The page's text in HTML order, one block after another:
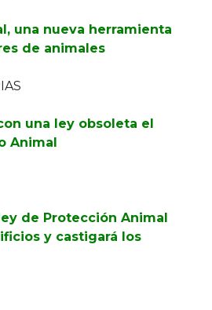
una nueva herramienta
de animales
una ley obsoleta el
Animal
de Protección Animal
y castigará los